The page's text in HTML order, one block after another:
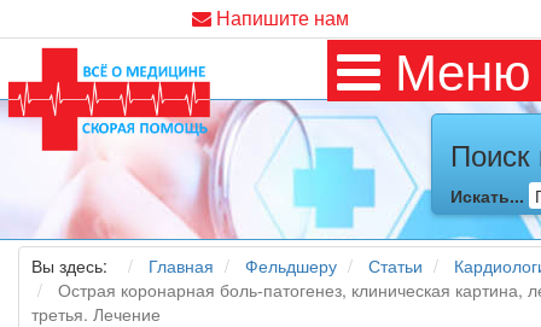
Напишите нам
Меню
Поиск
Искать...
Вы здесь: Главная Фельдшеру Статьи
Острая коронарная боль-патогенез, клиническая картина,
третья. Лечение